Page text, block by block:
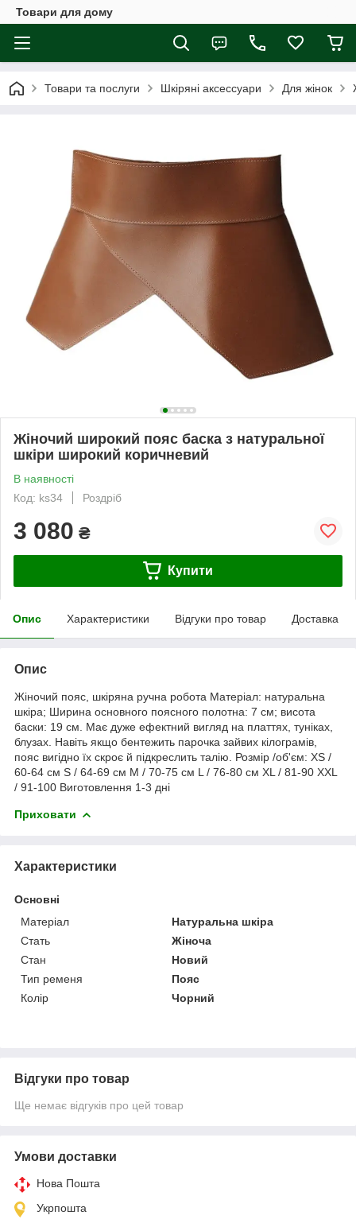
Товари для дому
Товари та послуги Шкіряні аксессуари Для жінок
Жіночий широкий пояс баска з натуральної
шкіри широкий коричневий
В наявності
Код: ks34
Роздріб
3 080 ₴
Купити
Опис Характеристики Відгуки про товар Доставка
Опис
Жіночий пояс, шкіряна ручна робота Матеріал: натуральна
шкіра; Ширина основного поясного полотна: 7 см; висота
баски: 19 см. Має дуже ефектний вигляд на платтях, туніках,
блузах. Навіть якщо бентежить парочка зайвих кілограмів,
пояс вигідно їх скроє й підкреслить талію. Розмір /об'єм: XS /
60-64 см S / 64-69 см M / 70-75 см L / 76-80 см XL / 81-90 XXL
/ 91-100 Виготовлення 1-3 дні
Приховати
Характеристики
Основні
Матеріал
Натуральна шкіра
Стать
Жіноча
Стан
Новий
Тип ременя
Пояс
Колір
Чорний
Відгуки про товар
Ще немає відгуків про цей товар
Умови доставки
Нова Пошта
Укрпошта